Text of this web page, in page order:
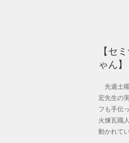
【セ
ゃん】
先週土
宏先生の
フも手伝
火煉瓦職
動かれて